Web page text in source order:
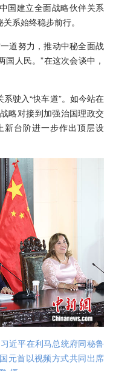
国建立全面战略伙伴关系
系始终稳步前行。
道努力，推动中秘全面战
人民。”在这次会谈中，
驶入“快车道”。如今站在
略对接到加强治国理政交
新台阶进一步作出顶层设
近平在利马总统府同秘鲁
元首以视频方式共同出席